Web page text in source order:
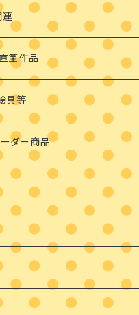
連
スク
筆作品
具等
ダー商品
ーオハナとイロとフクロウと